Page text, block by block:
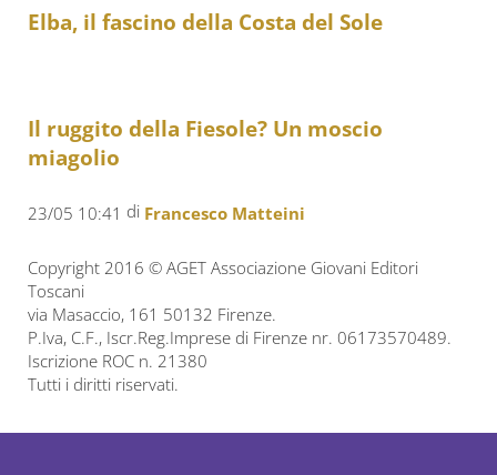
Elba, il fascino della Costa del Sole
Il ruggito della Fiesole? Un moscio
miagolio
23/05 10:41 di Francesco Matteini
Copyright 2016 © AGET Associazione Giovani Editori
Toscani
via Masaccio, 161 50132 Firenze.
P.Iva, C.F., Iscr.Reg.Imprese di Firenze nr. 06173570489.
Iscrizione ROC n. 21380
Tutti i diritti riservati.